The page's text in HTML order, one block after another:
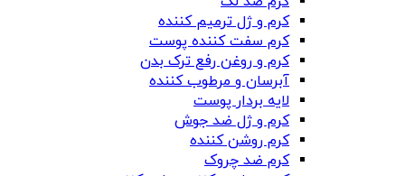
کرم و ژل ترمیم کننده
کرم سفت کننده پوست
کرم و روغن رفع ترک بدن
آبرسان و مرطوب کننده
لایه بردار پوست
کرم و ژل ضد جوش
کرم روشن کننده
کرم ضد چروک